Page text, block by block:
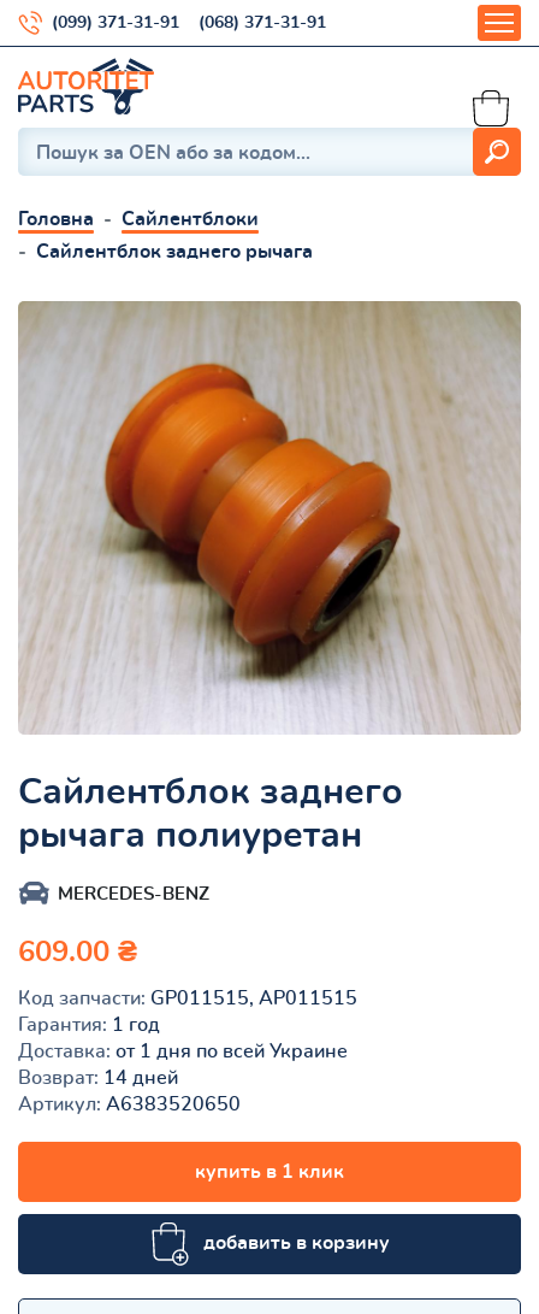
(099) 371-31-91 (068) 371-31-91
Головна
Сайлентблоки
Сайлентблок заднего рычага
Сайлентблок заднего
рычага полиуретан
MERCEDES-BENZ
609.00 ₴
Код запчасти: GP011515, AP011515
Гарантия: 1 год
Доставка: от 1 дня по всей Украине
Возврат: 14 дней
Артикул: A6383520650
купить в 1 клик
добавить в корзину